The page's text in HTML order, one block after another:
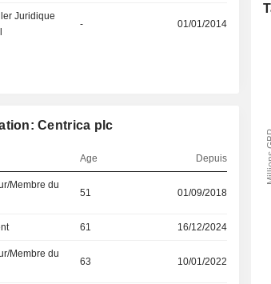
Juridique
- 01/01/2014
Centrica plc
Age Depuis
Membre du
51 01/09/2018
61 16/12/2024
Membre du
63 10/01/2022